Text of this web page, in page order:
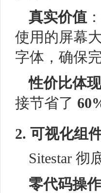
真实价值
使用的屏幕
字体，确保
性价比体现
接节省了
2. 可视化组
Sitestar 彻
零代码操作